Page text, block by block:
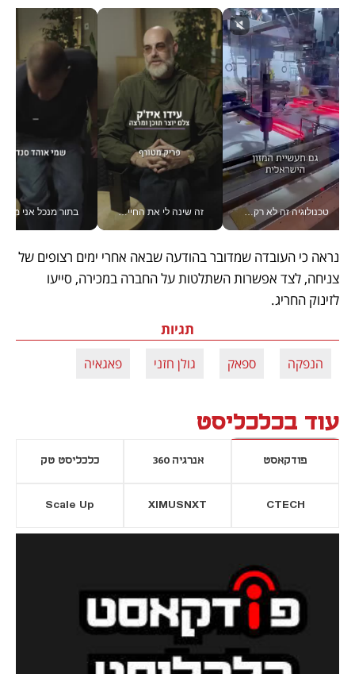
טכנולוגיה זה לא רק בהייטק: גם תעשיית המזון הישראלית מאמצת כלי AI, אוטומציה וניתוח דאטה בזמן אמת זה שינה לי את החיים: איך עידו איז'ק הופך את הסמארטפון לכלי צילום מקצועי_v
לזינוק החריג.
תגיות
הנפקה ספאק גולן חזני פאגאיה
עוד בכלכליסט
פודקאסט אנרגיה 360 כלכליסט טק
CTECH
XIMUSNXT
Scale Up
נפתח בכרטיסייה חדשה חדשה